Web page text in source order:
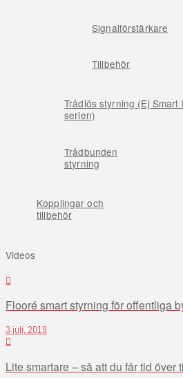
Signalförstärkare
Tillbehör
Trådlös styrning (Ej Smart
serien)
Trådbunden
styrning
Kopplingar och
tillbehör
Videos
Flooré smart styrning för offentliga
3 juli, 2019
Lite smartare – så att du får tid över